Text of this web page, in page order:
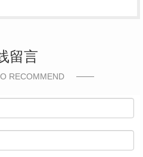
留言
RECOMMEND